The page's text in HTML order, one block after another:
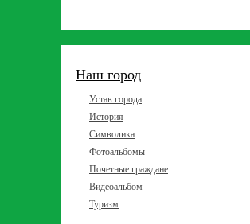
Наш город
Устав города
История
Символика
Фотоальбомы
Почетные граждане
Видеоальбом
Туризм